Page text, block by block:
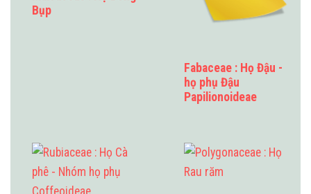
Bụp
Fabaceae : Họ Đậu -
họ phụ Đậu
Papilionoideae